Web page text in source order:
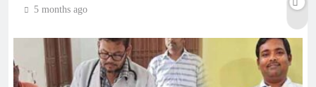
5 months ago